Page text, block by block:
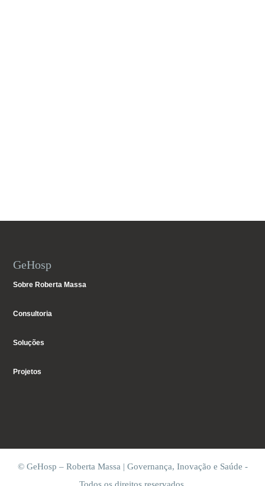
GeHosp
Sobre Roberta Massa
Consultoria
Soluções
Projetos
© GeHosp – Roberta Massa | Governança, Inovação e Saúde -